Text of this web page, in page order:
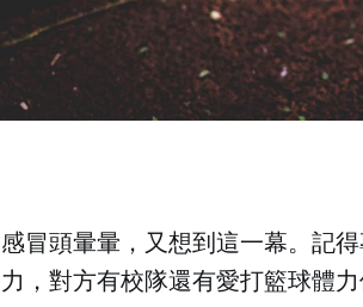
感冒頭暈暈，又想到這一幕。記
力，對方有校隊還有愛打籃球體